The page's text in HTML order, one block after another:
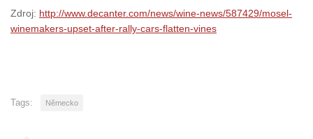
Zdroj: http://www.decanter.com/news/wine-news/587429/mosel-
winemakers-upset-after-rally-cars-flatten-vines
Tags: Německo